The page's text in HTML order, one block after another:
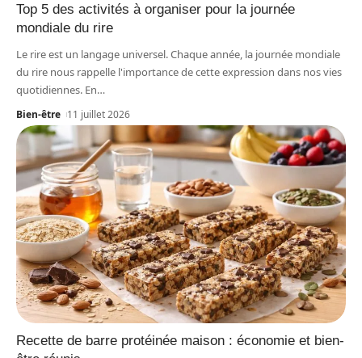
Top 5 des activités à organiser pour la journée
mondiale du rire
Le rire est un langage universel. Chaque année, la journée mondiale
du rire nous rappelle l'importance de cette expression dans nos vies
quotidiennes. En…
Bien-être 11 juillet 2026
Recette de barre protéinée maison : économie et bien-